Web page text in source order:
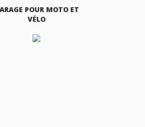
POUR MOTO ET
VÉLO